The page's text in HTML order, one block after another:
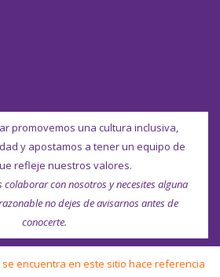
promovemos una cultura inclusiva,
y apostamos a tener un equipo de
refleje nuestros valores.
colaborar con nosotros y necesites alguna
no dejes de avisarnos antes de
conocerte.
encuentra en este sitio hace referencia